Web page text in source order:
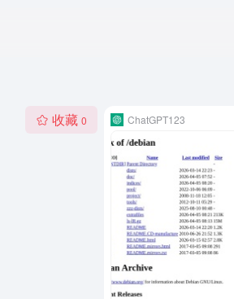
收藏 0 ChatGPT123